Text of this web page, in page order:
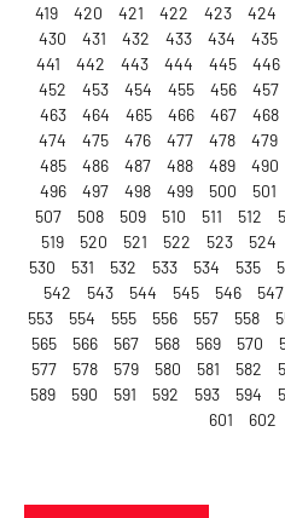
419
420 421 422 423 424
430
431 432 433 434 435
441
442 443 444 445 446
452
453 454 455 456 457
463
464 465 466 467 468
474
475 476 477 478 479
485
486 487 488 489 490
496
497 498 499 500 501
507
508 509 510 511 512
519
520 521 522 523 524
530
531 532 533 534 535
542
543 544 545 546 547
553
554 555 556 557 558
565
566 567 568 569 570
577
578 579 580 581 582
589
590 591 592 593 594
601
602